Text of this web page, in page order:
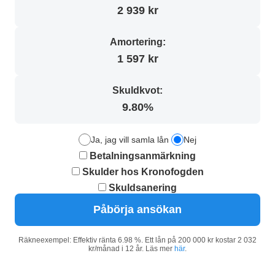
2 939 kr
Amortering:
1 597 kr
Skuldkvot:
9.80%
Ja, jag vill samla lån Nej
Betalningsanmärkning
Skulder hos Kronofogden
Skuldsanering
Påbörja ansökan
Räkneexempel: Effektiv ränta 6.98 %. Ett lån på 200 000 kr kostar 2 032
kr/månad i 12 år. Läs mer här.